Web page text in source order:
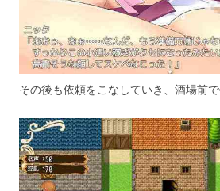
その後も依頼をこなしていき、酒場前で